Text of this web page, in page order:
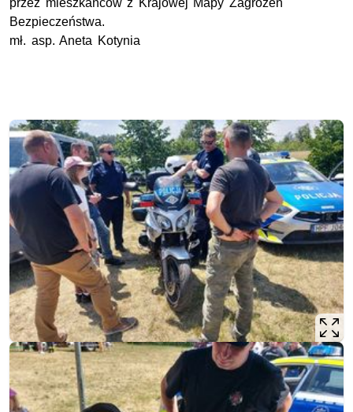
Bezpieczeństwa.
mł. asp. Aneta Kotynia